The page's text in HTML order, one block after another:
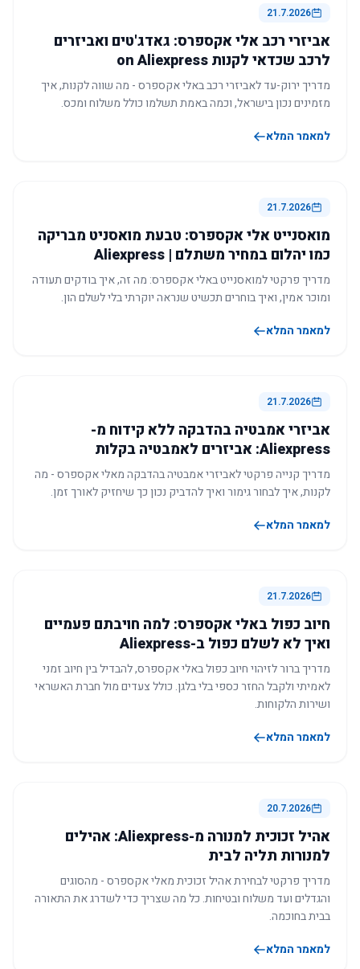
21.7.2026
אביזרי רכב אלי אקספרס: גאדג'טים ואביזרים
לרכב שכדאי לקנות on Aliexpress
מדריך ירוק-עד לאביזרי רכב באלי אקספרס - מה שווה לקנות, איך
מזמינים נכון בישראל, וכמה באמת תשלמו כולל משלוח ומכס.
למאמר המלא
21.7.2026
מואסנייט אלי אקספרס: טבעת מואסניט מבריקה
כמו יהלום במחיר משתלם | Aliexpress
מדריך פרקטי למואסנייט באלי אקספרס: מה זה, איך בודקים תעודה
ומוכר אמין, ואיך בוחרים תכשיט שנראה יוקרתי בלי לשלם הון.
למאמר המלא
21.7.2026
אביזרי אמבטיה בהדבקה ללא קידוח מ-
Aliexpress: אביזרים לאמבטיה בקלות
מדריך קנייה פרקטי לאביזרי אמבטיה בהדבקה מאלי אקספרס - מה
לקנות, איך לבחור גימור ואיך להדביק נכון כך שיחזיק לאורך זמן.
למאמר המלא
21.7.2026
חיוב כפול באלי אקספרס: למה חויבתם פעמיים
ואיך לא לשלם כפול ב-Aliexpress
מדריך ברור לזיהוי חיוב כפול באלי אקספרס, להבדיל בין חיוב זמני
לאמיתי ולקבל החזר כספי בלי בלגן. כולל צעדים מול חברת האשראי
ושירות הלקוחות.
למאמר המלא
20.7.2026
אהיל זכוכית למנורה מ-Aliexpress: אהילים
למנורות תליה לבית
מדריך פרקטי לבחירת אהיל זכוכית מאלי אקספרס - מהסוגים
והגדלים ועד משלוח ובטיחות. כל מה שצריך כדי לשדרג את התאורה
בבית בחוכמה.
למאמר המלא